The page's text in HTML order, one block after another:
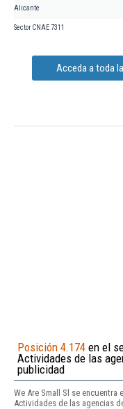
Alicante
Sector CNAE 7311
Acceda a toda
Posición 4.174 en el
Actividades de las
publicidad
We Are Small Sl se
Actividades de las agencias